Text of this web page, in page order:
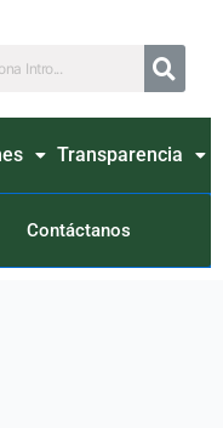
Transparencia
Contáctanos